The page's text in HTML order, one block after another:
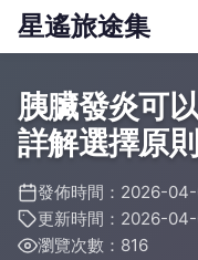
星遙旅途集
胰臟發炎可
詳解選擇原
發佈時間：2026-
更新時間：2026-
瀏覽次數：816